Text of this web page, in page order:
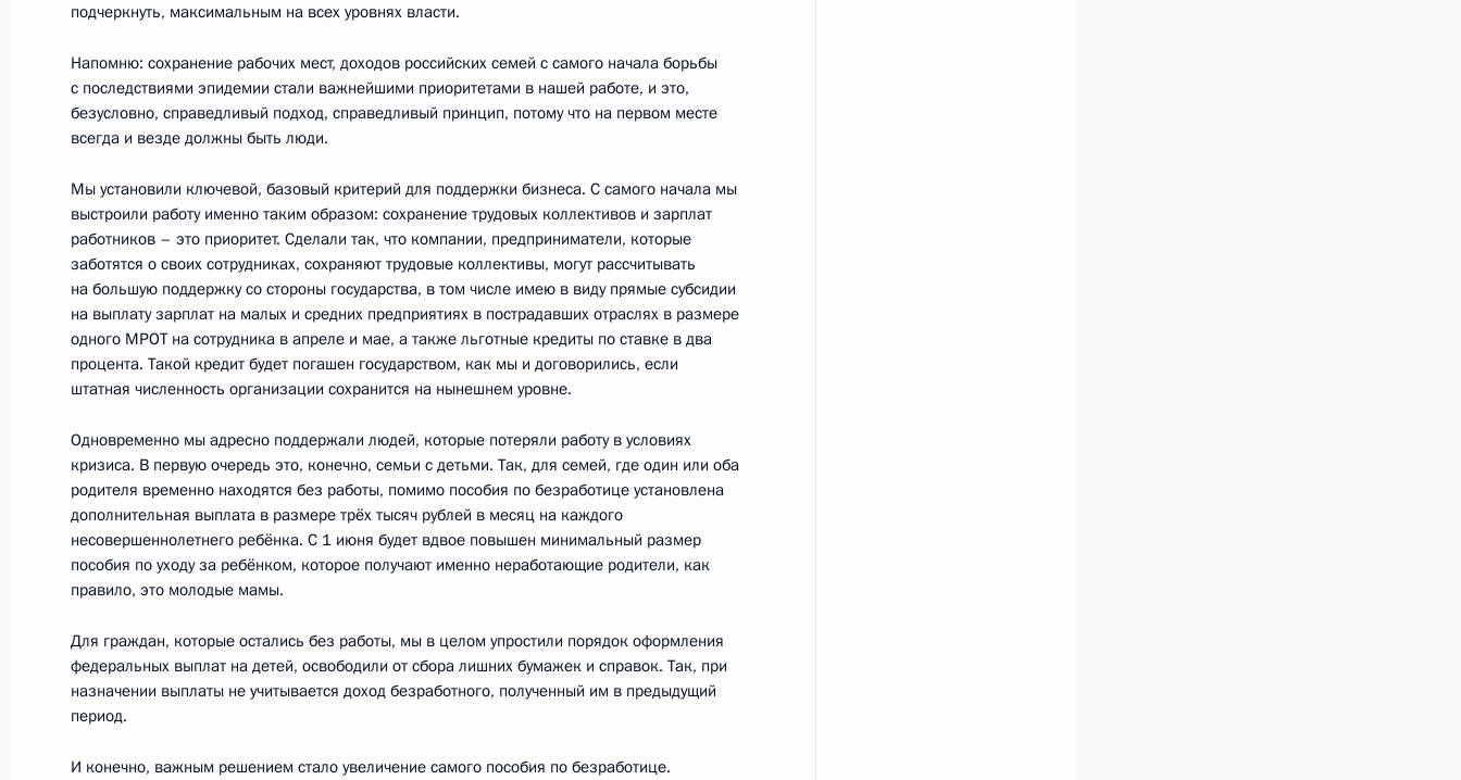
28 мая 2020 года, 09:00
27 мая 2020 года, среда
Мухаммедом Бен Сальманом Аль Саудом
27 мая 2020 года, 18:50
Совещание о ситуации на рынке труда
27 мая 2020 года, 18:00 Московская область, Ново-Огарёво
Рабочая встреча с губернатором Смоленской области Алексеем
Островским
27 мая 2020 года, 16:50 Московская область, Ново-Огарёво
Телефонный разговор с Президентом Финляндии Саули
Ниинистё
27 мая 2020 года, 16:20
подчеркнуть, максимальным на всех уровнях власти.
Напомню: сохранение рабочих мест, доходов российских семей с самого начала борьбы
с последствиями эпидемии стали важнейшими приоритетами в нашей работе, и это,
безусловно, справедливый подход, справедливый принцип, потому что на первом месте
всегда и везде должны быть люди.
Мы установили ключевой, базовый критерий для поддержки бизнеса. С самого начала мы
выстроили работу именно таким образом: сохранение трудовых коллективов и зарплат
работников – это приоритет. Сделали так, что компании, предприниматели, которые
заботятся о своих сотрудниках, сохраняют трудовые коллективы, могут рассчитывать
на большую поддержку со стороны государства, в том числе имею в виду прямые субсидии
на выплату зарплат на малых и средних предприятиях в пострадавших отраслях в размере
одного МРОТ на сотрудника в апреле и мае, а также льготные кредиты по ставке в два
процента. Такой кредит будет погашен государством, как мы и договорились, если
штатная численность организации сохранится на нынешнем уровне.
Одновременно мы адресно поддержали людей, которые потеряли работу в условиях
кризиса. В первую очередь это, конечно, семьи с детьми. Так, для семей, где один или оба
родителя временно находятся без работы, помимо пособия по безработице установлена
дополнительная выплата в размере трёх тысяч рублей в месяц на каждого
несовершеннолетнего ребёнка. С 1 июня будет вдвое повышен минимальный размер
пособия по уходу за ребёнком, которое получают именно неработающие родители, как
правило, это молодые мамы.
Для граждан, которые остались без работы, мы в целом упростили порядок оформления
федеральных выплат на детей, освободили от сбора лишних бумажек и справок. Так, при
назначении выплаты не учитывается доход безработного, полученный им в предыдущий
период.
И конечно, важным решением стало увеличение самого пособия по безработице.